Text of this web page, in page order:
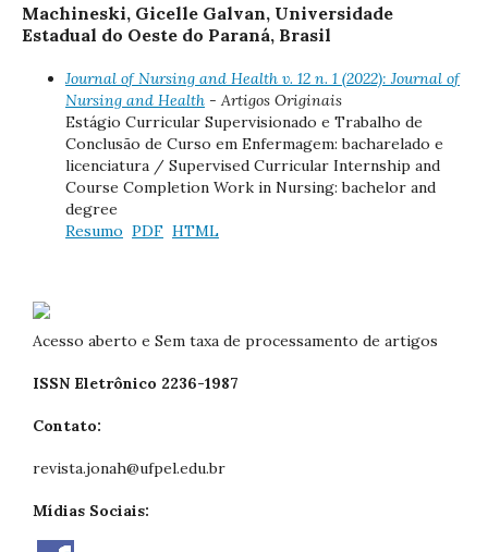
Machineski, Gicelle Galvan, Universidade
Estadual do Oeste do Paraná, Brasil
Journal of Nursing and Health v. 12 n. 1 (2022): Journal of
Nursing and Health - Artigos Originais
Estágio Curricular Supervisionado e Trabalho de
Conclusão de Curso em Enfermagem: bacharelado e
licenciatura / Supervised Curricular Internship and
Course Completion Work in Nursing: bachelor and
degree
Resumo PDF HTML
Acesso aberto e Sem taxa de processamento de artigos
ISSN Eletrônico 2236-1987
Contato:
revista.jonah@ufpel.edu.br
Mídias Sociais: